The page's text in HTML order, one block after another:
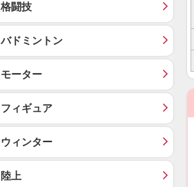
格闘技
バドミントン
モーター
フィギュア
ウィンター
陸上